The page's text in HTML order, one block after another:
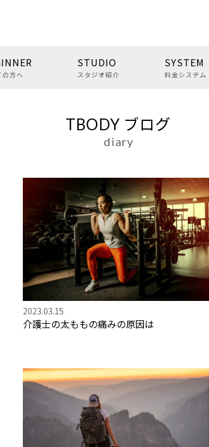
の方へ
STUDIO
スタジオ紹介
SYSTEM
料金システム
TBODY ブログ
diary
2023.03.15
介護士の太ももの痛みの原因は